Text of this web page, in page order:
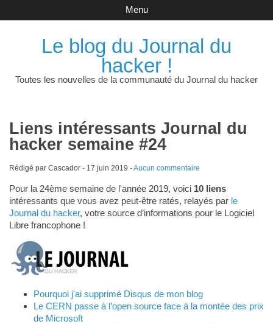
Le blog du Journal du
hacker !
Toutes les nouvelles de la communauté du Journal du hacker
Menu
Liens intéressants Journal du
hacker semaine #24
Rédigé par Cascador - 17 juin 2019 -Aucun commentaire
Pour la 24ème semaine de l'année 2019, voici 10 liens
intéressants que vous avez peut-être ratés, relayés par le
Journal du hacker, votre source d’informations pour le Logiciel
Libre francophone !
Pourquoi j'ai supprimé Disqus de mon blog
Le CERN passe à l’open source face à la montée des prix
de Microsoft